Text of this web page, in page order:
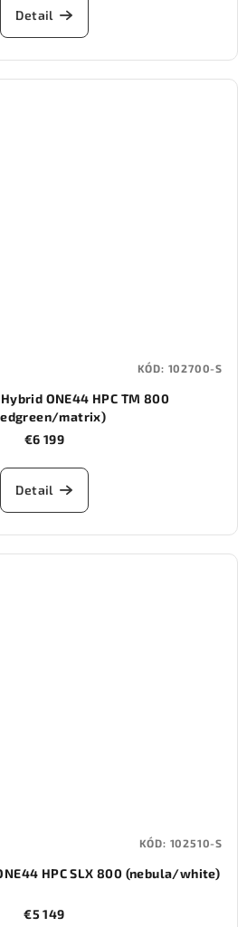
Detail
ONE44 HPC TM 800
matrix)
€6 199
Detail
KÓD: 102700-S
HPC SLX 800 (nebula/white)
€5 149
KÓD: 102510-S